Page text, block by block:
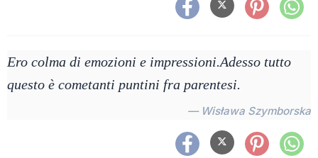
Ero colma di emozioni e impressioni.Adesso tutto
questo è cometanti puntini fra parentesi.
— Wisława Szymborska